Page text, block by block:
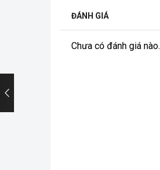
ĐÁNH GIÁ
Chưa có đánh giá nào.